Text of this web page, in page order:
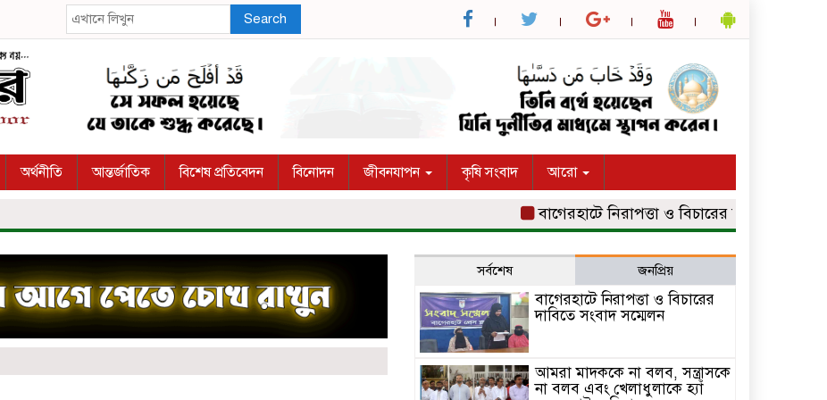
Search
অর্থনীতি আন্তর্জাতিক বিশেষ প্রতিবেদন বিনোদন জীবনযাপন কৃষি সংবাদ আরো
বাগেরহাটে নিরাপত্তা ও বিচারের দাবিতে সংবাদ
সর্বশেষ জনপ্রিয়
বাগেরহাটে নিরাপত্তা ও বিচারের
দাবিতে সংবাদ সম্মেলন
আমরা মাদককে না বলব, সন্ত্রাসকে
না বলব এবং খেলাধুলাকে হ্যাঁ